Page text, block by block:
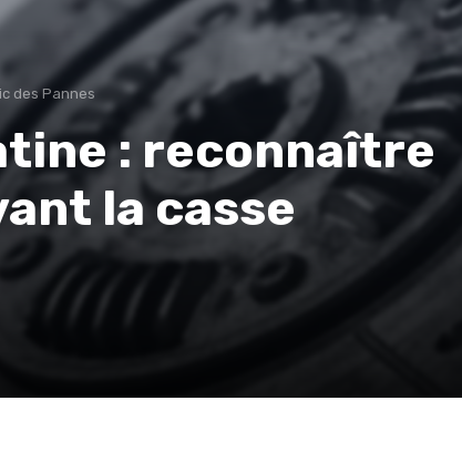
des Pannes
: reconnaître
la casse